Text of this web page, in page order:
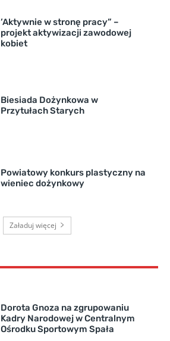
’Aktywnie w stronę pracy” –
projekt aktywizacji zawodowej
kobiet
Biesiada Dożynkowa w
Przytułach Starych
Powiatowy konkurs plastyczny na
wieniec dożynkowy
Załaduj więcej
Dorota Gnoza na zgrupowaniu
Kadry Narodowej w Centralnym
Ośrodku Sportowym Spała